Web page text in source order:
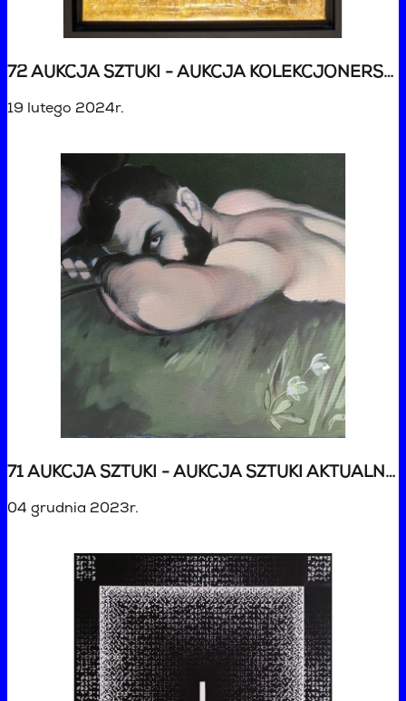
72 AUKCJA SZTUKI - AUKCJA KOLEKCJONERSKA
19 lutego 2024r.
71 AUKCJA SZTUKI - AUKCJA SZTUKI AKTUALNEJ
04 grudnia 2023r.